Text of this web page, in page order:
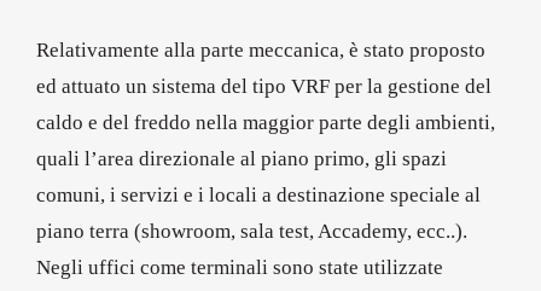
Relativamente alla parte meccanica, è stato proposto
ed attuato un sistema del tipo VRF per la gestione del
caldo e del freddo nella maggior parte degli ambienti,
quali l’area direzionale al piano primo, gli spazi
comuni, i servizi e i locali a destinazione speciale al
piano terra (showroom, sala test, Accademy, ecc..).
Negli uffici come terminali sono state utilizzate